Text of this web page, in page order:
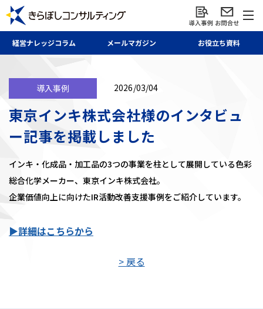
経営ナレッジコラム メールマガジン お役立ち資料
導入事例 2026/03/04
東京インキ株式会社様のインタビュ
ー記事を掲載しました
インキ・化成品・加⼯品の3つの事業を柱として展開している色彩
総合化学メーカー、東京インキ株式会社。
企業価値向上に向けたIR活動改善支援事例をご紹介しています。
▶詳細はこちらから
> 戻る